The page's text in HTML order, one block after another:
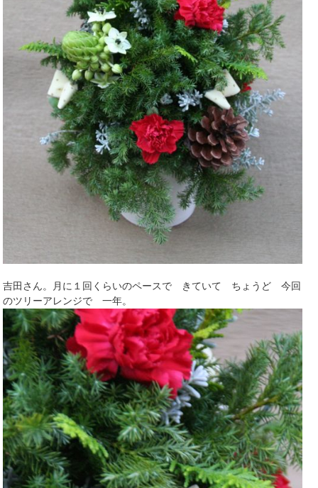
吉田さん。月に１回くらいのペースで きていて ちょうど 今回
のツリーアレンジで 一年。